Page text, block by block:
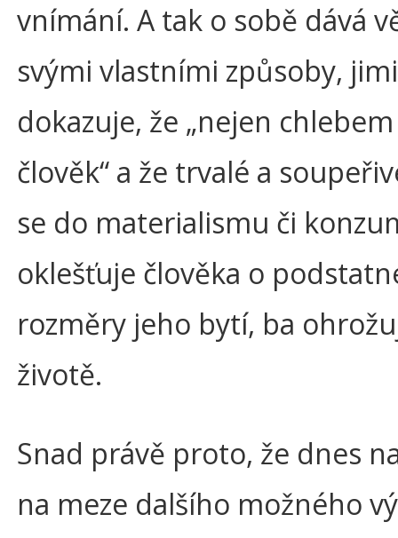
vnímání. A tak o sobě dává
svými vlastními způsoby,
dokazuje, že „nejen
člověk“ a že trvalé a
se do materialismu či
oklešťuje člověka o
rozměry jeho bytí, ba
životě.
Snad právě proto, že dnes
na meze dalšího možného